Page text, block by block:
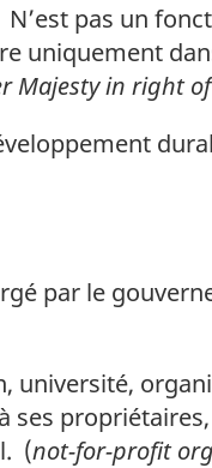
N’est pas un
uniquement
Majesty in right
par le
université,
ses
(not-for-profit